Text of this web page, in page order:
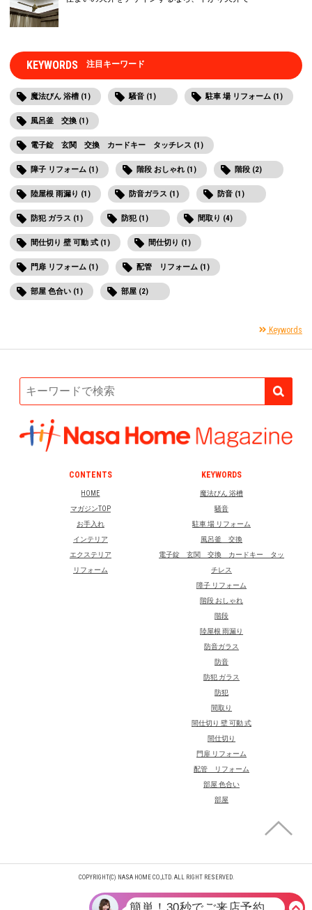
KEYWORDS 注目キーワード
魔法びん 浴槽 (1) 騒音 (1) 駐車 場 リフォーム (1)
風呂釜 交換 (1)
電子錠 玄関 交換 カードキー タッチレス (1)
障子 リフォーム (1) 階段 おしゃれ (1) 階段 (2)
陸屋根 雨漏り (1) 防音ガラス (1) 防音 (1)
防犯 ガラス (1) 防犯 (1) 間取り (4)
間仕切り 壁 可動 式 (1) 間仕切り (1)
門扉 リフォーム (1) 配管 リフォーム (1)
部屋 色合い (1) 部屋 (2)
Keywords
CONTENTS
HOME
マガジンTOP
お手入れ
インテリア
エクステリア
リフォーム
KEYWORDS
魔法びん 浴槽
騒音
駐車 場 リフォーム
風呂釜 交換
電子錠 玄関 交換 カードキー タッ
チレス
障子 リフォーム
階段 おしゃれ
階段
陸屋根 雨漏り
防音ガラス
防音
防犯 ガラス
防犯
間取り
間仕切り 壁 可動 式
間仕切り
門扉 リフォーム
配管 リフォーム
部屋 色合い
部屋
COPYRIGHT(C) NASA HOME CO.,LTD. ALL RIGHT RESERVED.